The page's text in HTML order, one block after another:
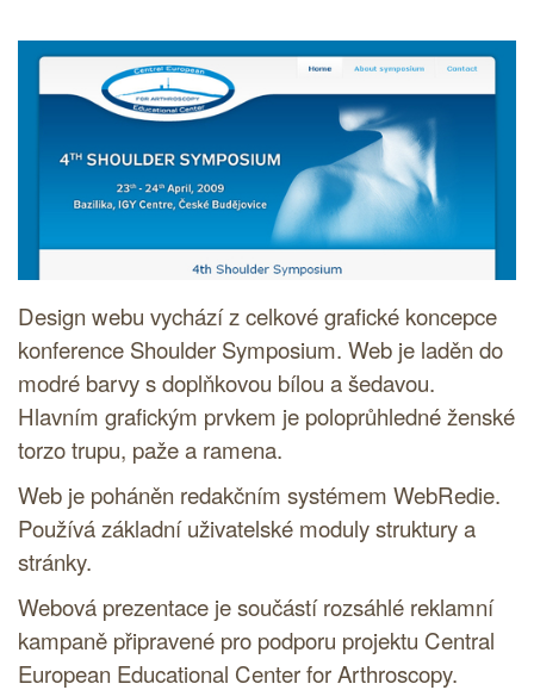
Design webu vychází z celkové grafické koncepce
konference Shoulder Symposium. Web je laděn do
modré barvy s doplňkovou bílou a šedavou.
Hlavním grafickým prvkem je poloprůhledné ženské
torzo trupu, paže a ramena.
Web je poháněn redakčním systémem WebRedie.
Používá základní uživatelské moduly struktury a
stránky.
Webová prezentace je součástí rozsáhlé reklamní
kampaně připravené pro podporu projektu Central
European Educational Center for Arthroscopy.